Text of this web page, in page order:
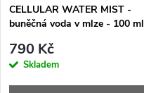
CELLULAR WATER MIST -
buněčná voda v mlze - 100 ml
790 Kč
Skladem